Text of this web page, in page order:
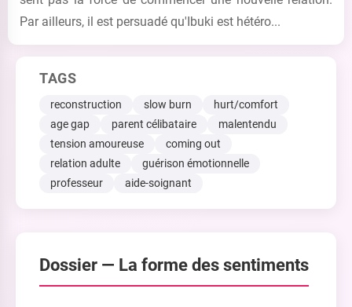
Par ailleurs, il est persuadé qu'Ibuki est hétéro...
TAGS
reconstruction slow burn
hurt/comfort
age gap
parent célibataire
malentendu
tension amoureuse
coming out
relation adulte
guérison émotionnelle
professeur
aide-soignant
Dossier — La forme des sentiments